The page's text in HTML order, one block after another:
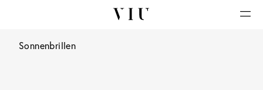
Sonnenbrillen